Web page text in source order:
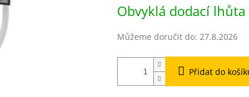
cena:
Obvyklá dodací
Můžeme doručit do: 27.8.2026
Přidat do